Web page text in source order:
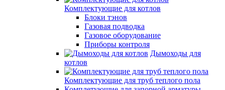
Комплектующие для котлов
Блоки тэнов
Газовая подводка
Газовое оборудование
Приборы контроля
Дымоходы для
котлов
Комплектующие для труб теплого пола